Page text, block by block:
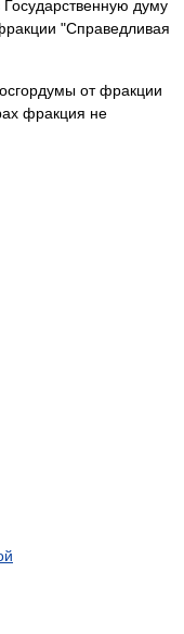
думу
"Справедливая
от фракции
фракция не